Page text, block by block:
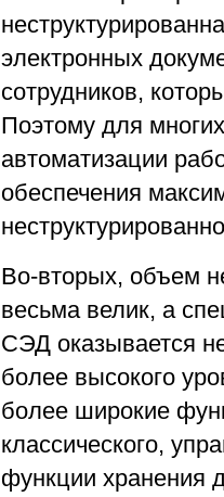
электронных
сотрудников,
Поэтому для
автоматизации
обеспечения
Во-вторых, объем
весьма велик, а
СЭД оказывается
более высокого
более широкие
классического,
функции хранения